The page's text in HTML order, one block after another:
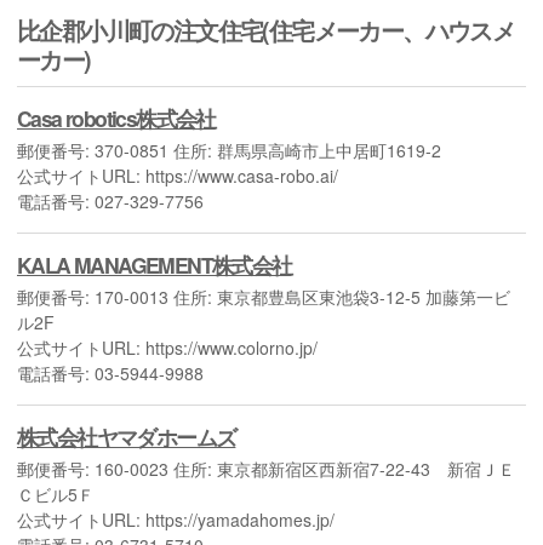
比企郡小川町の注文住宅(住宅メーカー、ハウスメ
ーカー)
Casa robotics株式会社
郵便番号: 370-0851 住所: 群馬県高崎市上中居町1619-2
公式サイトURL: https://www.casa-robo.ai/
電話番号: 027-329-7756
KALA MANAGEMENT株式会社
郵便番号: 170-0013 住所: 東京都豊島区東池袋3-12-5 加藤第一ビ
ル2F
公式サイトURL: https://www.colorno.jp/
電話番号: 03-5944-9988
株式会社ヤマダホームズ
郵便番号: 160-0023 住所: 東京都新宿区西新宿7-22-43 新宿ＪＥ
Ｃビル5Ｆ
公式サイトURL: https://yamadahomes.jp/